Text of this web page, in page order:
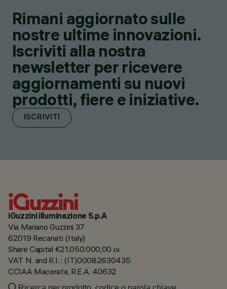
Rimani aggiornato sulle
nostre ultime innovazioni.
Iscriviti alla nostra
newsletter per ricevere
aggiornamenti su nuovi
prodotti, fiere e iniziative.
ISCRIVITI
iGuzzini illuminazione S.p.A
Via Mariano Guzzini 37
62019 Recanati (Italy)
Share Capital €21.050.000,00 i.v.
VAT N. and R.I. : (IT)00082630435
CCIAA Macerata, R.E.A. 40632